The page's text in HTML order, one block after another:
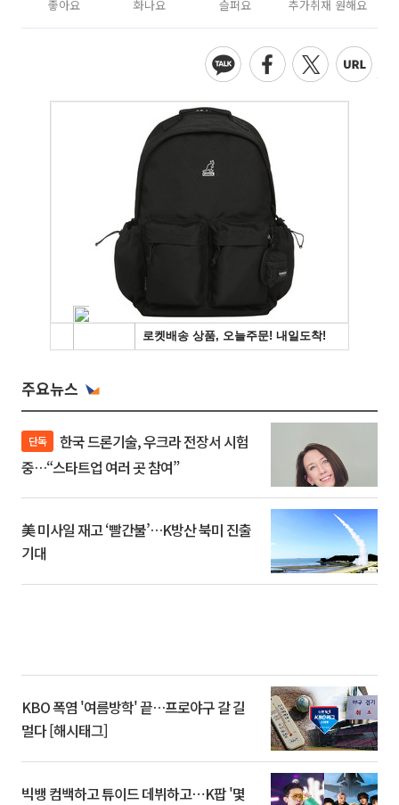
좋아요 화나요 슬퍼요 추가취재 원해요
주요뉴스
단독
중…“스타트업 여러 곳 참여”
美 미사일 재고 ‘빨간불’…K방산 북미 진출
기대
KBO 폭염 '여름방학' 끝…프로야구 갈 길
멀다 [해시태그]
빅뱅 컴백하고 튜이드 데뷔하고⋯K팝 '몇